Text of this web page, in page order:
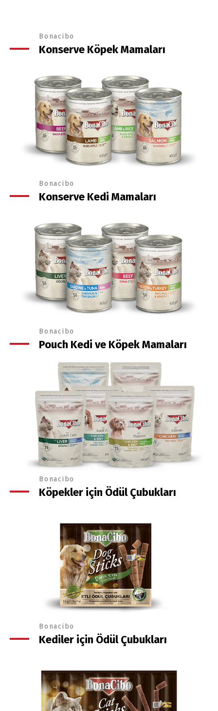
Bonacibo
Konserve Köpek Mamaları
Bonacibo
Konserve Kedi Mamaları
Bonacibo
Pouch Kedi ve Köpek Mamaları
Bonacibo
Köpekler için Ödül Çubukları
Bonacibo
Kediler için Ödül Çubukları